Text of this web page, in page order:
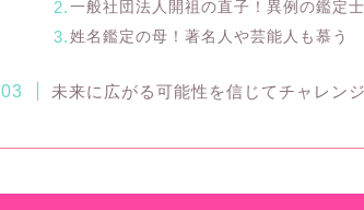
一般社団法人開祖の直子！異例の鑑定士
姓名鑑定の母！著名人や芸能人も慕う
未来に広がる可能性を信じてチャレンジ